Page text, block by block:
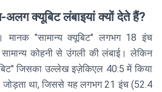
क्यूबिट लंबाइयां क्यों देते हैं?
मानक "सामान्य क्यूबिट" लगभग 18 इंच
कोहनी से उंगली की लंबाई। लेकिन
जिसका उल्लेख इज़ेकिएल 40:5 में किया
जोड़ता था, जिससे यह लगभग 21 इंच (52.4